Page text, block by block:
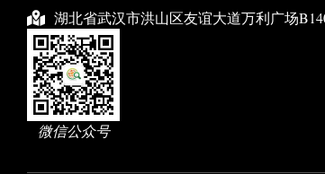
湖北省武汉市洪山区友谊大道万利广场
微信公众号